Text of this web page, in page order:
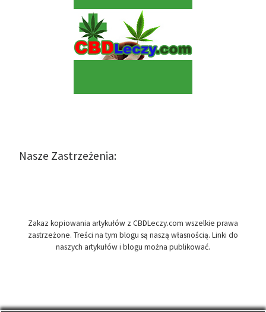
Nasze Zastrzeżenia:
Zakaz kopiowania artykułów z CBDLeczy.com wszelkie prawa
zastrzeżone. Treści na tym blogu są naszą własnością. Linki do
naszych artykułów i blogu można publikować.